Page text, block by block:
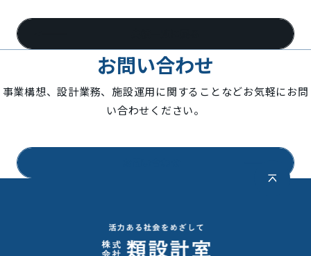
お問い合わせ
事業構想、設計業務、施設運用に関することなどお気軽にお問
い合わせください。